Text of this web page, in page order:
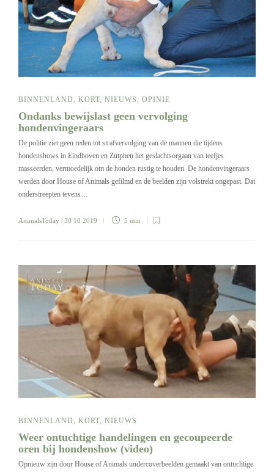
BINNENLAND, KORT, NIEUWS, OPINIE
Ondanks bewijslast geen vervolging
hondenvingeraars
De politie ziet geen reden tot strafvervolging van de mannen die tijdens
hondenshows in Eindhoven en Zutphen het geslachtsorgaan van teefjes
masseerden, vermoedelijk om de honden rustig te houden. De hondenvingeraars
werden door House of Animals gefilmd en de beelden zijn volstrekt ongepast. Dat
onderstreepten tevens…
AnimalsToday | 30 10 2019 5 min
BINNENLAND, KORT, NIEUWS
Weer ontuchtige handelingen en gecoupeerde
oren bij hondenshow (video)
Opnieuw zijn door House of Animals undercoverbeelden gemaakt van ontuchtige